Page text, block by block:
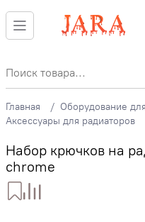
Главная Оборудование
Аксессуары для радиаторов
Набор крючков на
chrome